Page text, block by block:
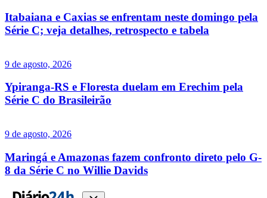
Itabaiana e Caxias se enfrentam neste domingo pela
Série C; veja detalhes, retrospecto e tabela
9 de agosto, 2026
Ypiranga-RS e Floresta duelam em Erechim pela
Série C do Brasileirão
9 de agosto, 2026
Maringá e Amazonas fazem confronto direto pelo G-
8 da Série C no Willie Davids